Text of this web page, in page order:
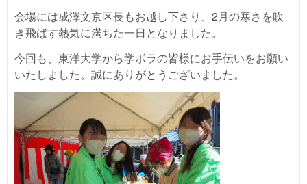
会場には成澤文京区長もお越し下さり、2月の寒さを吹
き飛ばす熱気に満ちた一日となりました。
今回も、東洋大学から学ボラの皆様にお手伝いをお願い
いたしました。誠にありがとうございました。